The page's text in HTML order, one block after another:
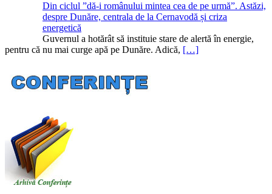
Din ciclul ”dă-i românului mintea cea de pe urmă”. Astăzi,
despre Dunăre, centrala de la Cernavodă și criza
energetică
Guvernul a hotărât să instituie stare de alertă în energie,
pentru că nu mai curge apă pe Dunăre. Adică, […]